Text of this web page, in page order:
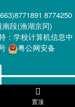
8774250
段(渔湖京冈)
：学校计算机信息中
粤公网安备
置顶